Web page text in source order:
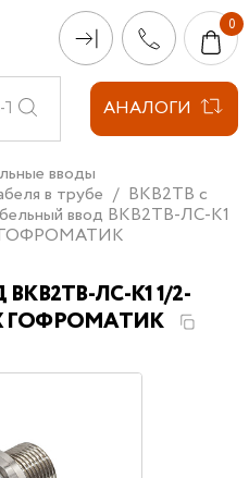
АНАЛОГИ
вводы
в трубе
ВКВ2ТВ с
ввод ВКВ2ТВ-ЛС-К1
ГОФРОМАТИК
ЛС-К1 1/2-
X ГОФРОМАТИК